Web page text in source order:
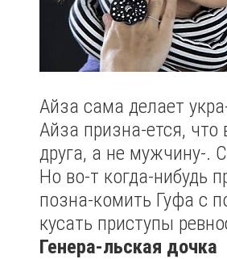
Айза сама делает
Айза призна-ется, что
друга, а не мужчину-.
Но во-т когда-нибудь
позна-комить Гуфа с
кусать приступы
Генера-льская дочка